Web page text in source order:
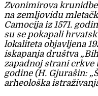
Zvonimirova
na zemljovidu
Camocija iz 1571.
su se pokapali
lokaliteta objavljena
iskapanja društva
zapadnoj strani crkve
godine (H. Gjurašin:
arheološka